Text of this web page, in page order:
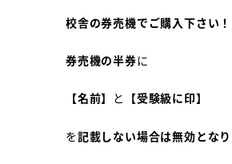
校舎の券売機でご購入下さい！
券売機の半券に
【名前】 と 【受験級に印】
を記載しない場合は無効とな